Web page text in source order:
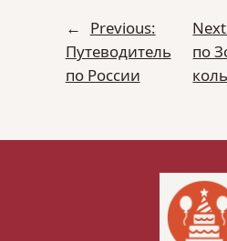
←
Previous:
Путеводитель
по России
по